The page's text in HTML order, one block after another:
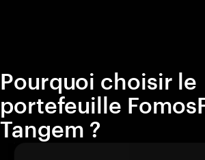
Pourquoi choisir le
portefeuille
Tangem ?